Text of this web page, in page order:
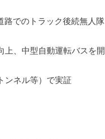
でのトラック後続無人隊
上、中型自動運転バスを開
ンネル等）で実証